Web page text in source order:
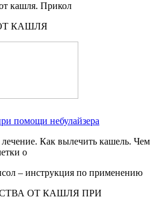
кашля. Прикол
КАШЛЯ
помощи небулайзера
Как вылечить кашель. Чем
о
– инструкция по применению
ОТ КАШЛЯ ПРИ